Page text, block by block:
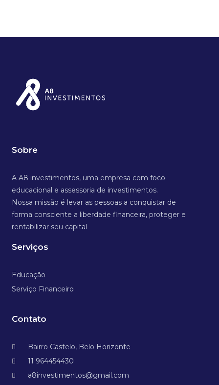
Sobre
A A8 investimentos, uma empresa com foco
educacional e assessoria de investimentos.
Nossa missão é levar as pessoas a conquistar de
forma consciente a liberdade financeira, proteger e
rentabilizar seu capital
Serviços
Educação
Serviço Financeiro
Contato
Bairro Castelo, Belo Horizonte
11 964454430
a8investimentos@gmail.com